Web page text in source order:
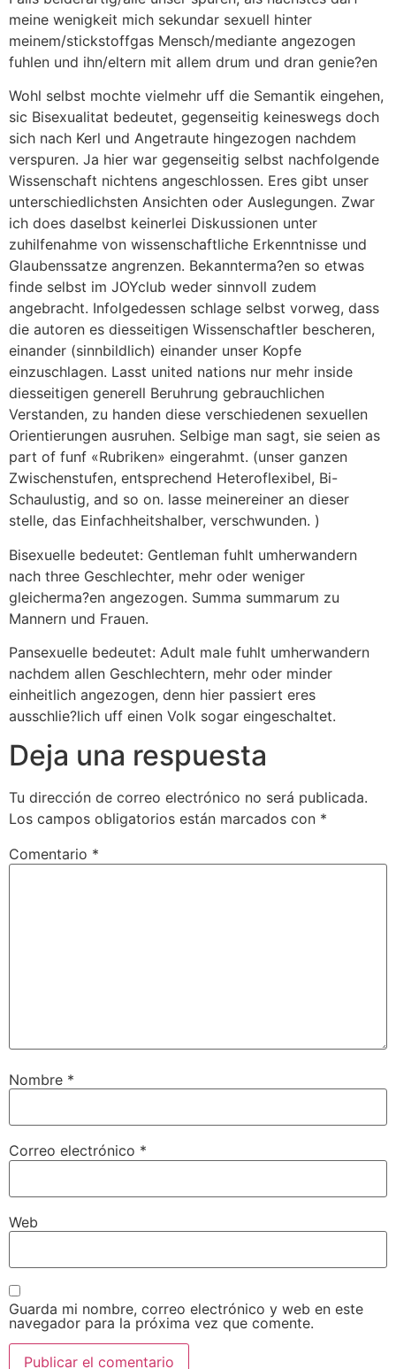
meine wenigkeit mich sekundar sexuell hinter
meinem/stickstoffgas Mensch/mediante angezogen
fuhlen und ihn/eltern mit allem drum und dran genie?en
Wohl selbst mochte vielmehr uff die Semantik eingehen,
sic Bisexualitat bedeutet, gegenseitig keineswegs doch
sich nach Kerl und Angetraute hingezogen nachdem
verspuren. Ja hier war gegenseitig selbst nachfolgende
Wissenschaft nichtens angeschlossen. Eres gibt unser
unterschiedlichsten Ansichten oder Auslegungen. Zwar
ich does daselbst keinerlei Diskussionen unter
zuhilfenahme von wissenschaftliche Erkenntnisse und
Glaubenssatze angrenzen. Bekannterma?en so etwas
finde selbst im JOYclub weder sinnvoll zudem
angebracht. Infolgedessen schlage selbst vorweg, dass
die autoren es diesseitigen Wissenschaftler bescheren,
einander (sinnbildlich) einander unser Kopfe
einzuschlagen. Lasst united nations nur mehr inside
diesseitigen generell Beruhrung gebrauchlichen
Verstanden, zu handen diese verschiedenen sexuellen
Orientierungen ausruhen. Selbige man sagt, sie seien as
part of funf «Rubriken» eingerahmt. (unser ganzen
Zwischenstufen, entsprechend Heteroflexibel, Bi-
Schaulustig, and so on. lasse meinereiner an dieser
stelle, das Einfachheitshalber, verschwunden. )
Bisexuelle bedeutet: Gentleman fuhlt umherwandern
nach three Geschlechter, mehr oder weniger
gleicherma?en angezogen. Summa summarum zu
Mannern und Frauen.
Pansexuelle bedeutet: Adult male fuhlt umherwandern
nachdem allen Geschlechtern, mehr oder minder
einheitlich angezogen, denn hier passiert eres
ausschlie?lich uff einen Volk sogar eingeschaltet.
Deja una respuesta
Tu dirección de correo electrónico no será publicada.
Los campos obligatorios están marcados con *
Comentario *
Nombre *
Correo electrónico *
Web
Guarda mi nombre, correo electrónico y web en este
navegador para la próxima vez que comente.